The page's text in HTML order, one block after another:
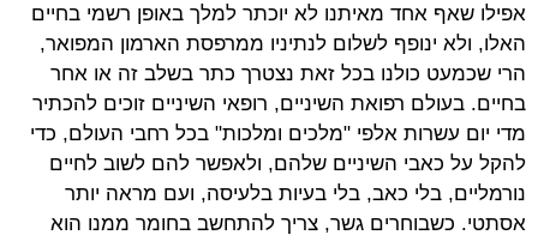
אפילו שאף אחד מאיתנו לא יוכתר למלך באופן רשמי בחיים
האלו, ולא ינופף לשלום לנתיניו ממרפסת הארמון המפואר,
הרי שכמעט כולנו בכל זאת נצטרך כתר בשלב זה או אחר
בחיים. בעולם רפואת השיניים, רופאי השיניים זוכים להכתיר
מדי יום עשרות אלפי "מלכים ומלכות" בכל רחבי העולם, כדי
להקל על כאבי השיניים שלהם, ולאפשר להם לשוב לחיים
נורמליים, בלי כאב, בלי בעיות בלעיסה, ועם מראה יותר
אסתטי. כשבוחרים גשר, צריך להתחשב בחומר ממנו הוא